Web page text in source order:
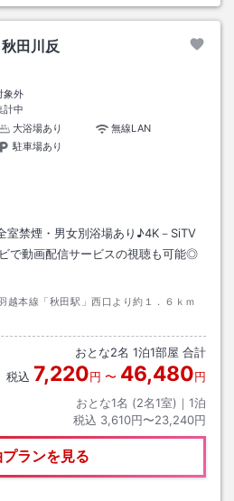
田川反
象外
計中
大浴場あり
無線LAN
駐車場あり
禁煙・男女別浴場あり♪4K－SiTV
で動画配信サービスの視聴も可能◎
越本線「秋田駅」西口より約１．６ｋｍ
おとな2名 1泊1部屋 合計
税込 7,220円 〜 46,480円
おとな1名 (2名1室)｜ 1泊
税込 3,610円〜23,240円
ランを見る